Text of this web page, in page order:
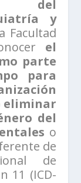
del
y
Facultad
el
parte
para
eliminar
del
o
de
de
11 (ICD-